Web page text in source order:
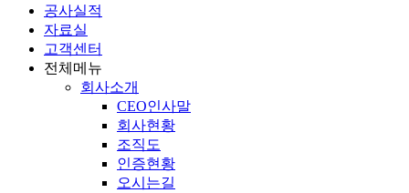
공사실적
자료실
고객센터
전체메뉴
회사소개
CEO인사말
회사현황
조직도
인증현황
오시는길